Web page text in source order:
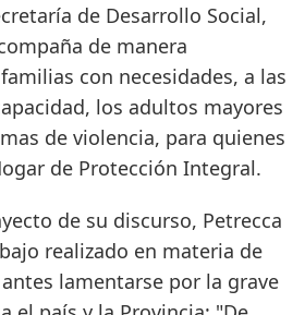
de Desarrollo Social,
de manera
con necesidades, a las
los adultos mayores
de violencia, para quienes
de Protección Integral.
de su discurso, Petrecca
realizado en materia de
lamentarse por la grave